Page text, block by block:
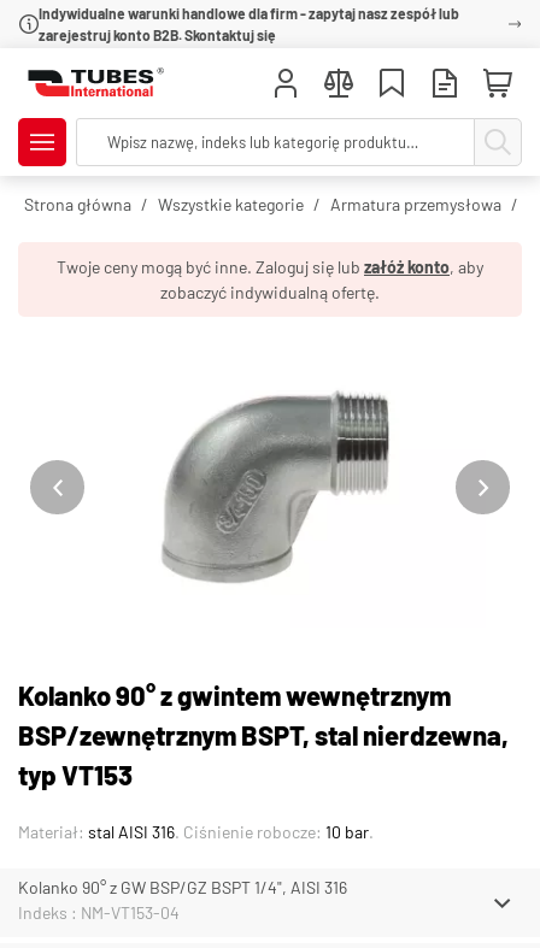
Indywidualne warunki handlowe dla firm - zapytaj nasz zespół lub
zarejestruj konto B2B. Skontaktuj się
Strona główna Wszystkie kategorie Armatura przemysłowa
Twoje ceny mogą być inne. Zaloguj się lub załóż konto, aby
zobaczyć indywidualną ofertę.
Kolanko 90° z gwintem wewnętrznym
BSP/zewnętrznym BSPT, stal nierdzewna,
typ VT153
Materiał: stal AISI 316. Ciśnienie robocze: 10 bar.
Kolanko 90° z GW BSP/GZ BSPT 1/4", AISI 316
Indeks : NM-VT153-04